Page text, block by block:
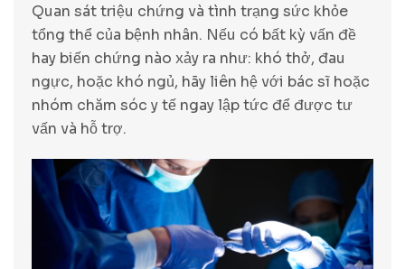
Quan sát triệu chứng và tình trạng sức khỏe
tổng thể của bệnh nhân. Nếu có bất kỳ vấn đề
hay biến chứng nào xảy ra như: khó thở, đau
ngực, hoặc khó ngủ, hãy liên hệ với bác sĩ hoặc
nhóm chăm sóc y tế ngay lập tức để được tư
vấn và hỗ trợ.